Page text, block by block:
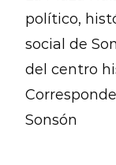
político,
social de
del centro
Sonsón